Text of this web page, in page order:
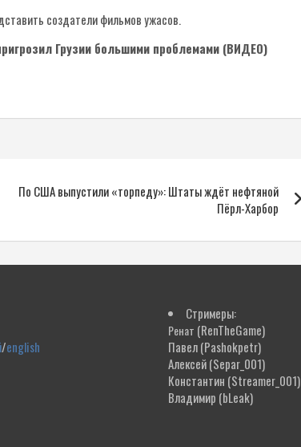
создатели фильмов ужасов.
Грузии большими проблемами (ВИДЕО)
По США выпустили «торпеду»: Штаты ждёт нефтяной
Пёрл-Харбор
/english
Стримеры:
Ренат (RenTheGame)
Павел(Pashokpetr)
Алексей(Separ_001)
Константин (Streamer_001)
Владимир (bLeak)